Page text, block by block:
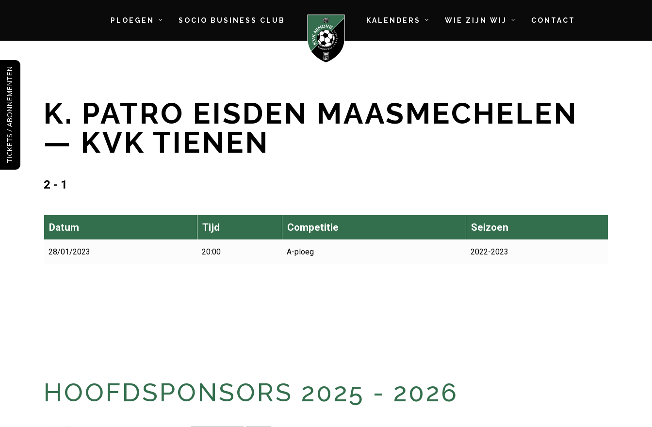
to
main
content
PLOEGEN SOCIO BUSINESS CLUB KALENDERS WIE ZIJN WIJ CONTACT
K. PATRO EISDEN MAASMECHELEN
— KVK TIENEN
2 - 1
Datum Tijd Competitie Seizoen
28/01/2023 20:00 A-ploeg 2022-2023
HOOFDSPONSORS 2025 - 2026
TICKETS / ABONNEMENTEN